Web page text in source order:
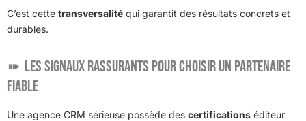
C’est cette transversalité qui garantit des résultats concrets et
durables.
Les signaux rassurants pour choisir un partenaire
fiable
Une agence CRM sérieuse possède des certifications éditeur